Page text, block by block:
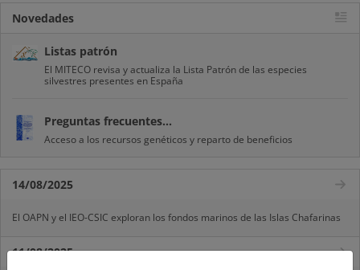
Novedades
Listas patrón
El MITECO revisa y actualiza la Lista Patrón de las especies
silvestres presentes en España
Preguntas frecuentes...
Acceso a los recursos genéticos y reparto de beneficios
14/08/2025
El OAPN y el IEO-CSIC exploran los fondos marinos de las Islas Chafarinas
11/08/2025